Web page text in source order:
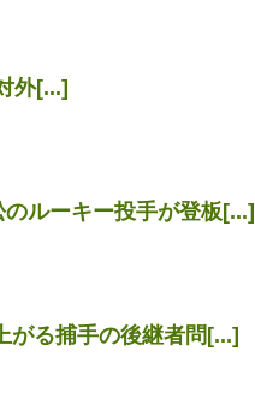
外[...]
ルーキー投手が登板[...]
がる捕手の後継者問[...]